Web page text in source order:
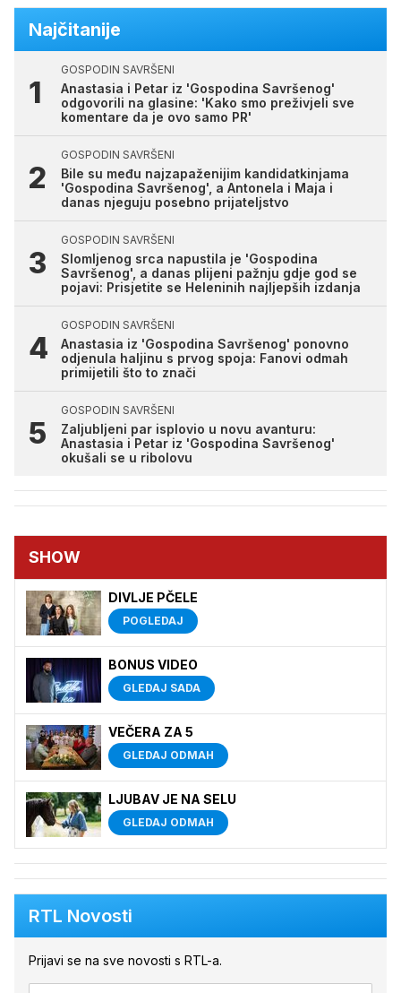
Najčitanije
GOSPODIN SAVRŠENI
Anastasia i Petar iz 'Gospodina Savršenog'
odgovorili na glasine: 'Kako smo preživjeli sve
komentare da je ovo samo PR'
GOSPODIN SAVRŠENI
Bile su među najzapaženijim kandidatkinjama
'Gospodina Savršenog', a Antonela i Maja i
danas njeguju posebno prijateljstvo
GOSPODIN SAVRŠENI
Slomljenog srca napustila je 'Gospodina
Savršenog', a danas plijeni pažnju gdje god se
pojavi: Prisjetite se Heleninih najljepših izdanja
GOSPODIN SAVRŠENI
Anastasia iz 'Gospodina Savršenog' ponovno
odjenula haljinu s prvog spoja: Fanovi odmah
primijetili što to znači
GOSPODIN SAVRŠENI
Zaljubljeni par isplovio u novu avanturu:
Anastasia i Petar iz 'Gospodina Savršenog'
okušali se u ribolovu
SHOW
DIVLJE PČELE
POGLEDAJ
BONUS VIDEO
GLEDAJ SADA
VEČERA ZA 5
GLEDAJ ODMAH
LJUBAV JE NA SELU
GLEDAJ ODMAH
RTL Novosti
Prijavi se na sve novosti s RTL-a.